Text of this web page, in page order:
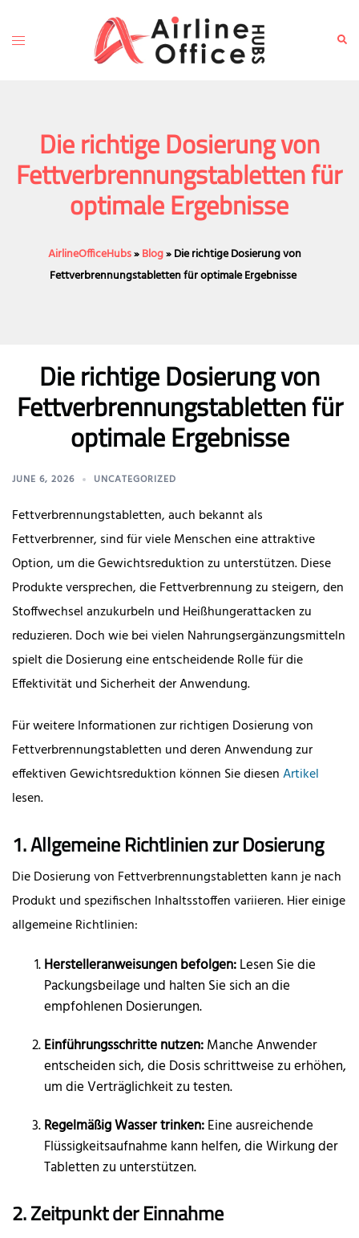
content
Toggle
Die richtige Dosierung von
Fettverbrennungstabletten für
optimale Ergebnisse
AirlineOfficeHubs»Blog»Die richtige Dosierung von
Fettverbrennungstabletten für optimale Ergebnisse
Die richtige Dosierung von
Fettverbrennungstabletten für
optimale Ergebnisse
JUNE 6, 2026 UNCATEGORIZED
Fettverbrennungstabletten, auch bekannt als
Fettverbrenner, sind für viele Menschen eine attraktive
Option, um die Gewichtsreduktion zu unterstützen. Diese
Produkte versprechen, die Fettverbrennung zu steigern, den
Stoffwechsel anzukurbeln und Heißhungerattacken zu
reduzieren. Doch wie bei vielen Nahrungsergänzungsmitteln
spielt die Dosierung eine entscheidende Rolle für die
Effektivität und Sicherheit der Anwendung.
Für weitere Informationen zur richtigen Dosierung von
Fettverbrennungstabletten und deren Anwendung zur
effektiven Gewichtsreduktion können Sie diesenArtikel
lesen.
1. Allgemeine Richtlinien zur Dosierung
Die Dosierung von Fettverbrennungstabletten kann je nach
Produkt und spezifischen Inhaltsstoffen variieren. Hier einige
allgemeine Richtlinien:
Herstelleranweisungen befolgen:Lesen Sie die
Packungsbeilage und halten Sie sich an die
empfohlenen Dosierungen.
Einführungsschritte nutzen:Manche Anwender
entscheiden sich, die Dosis schrittweise zu erhöhen,
um die Verträglichkeit zu testen.
Regelmäßig Wasser trinken:Eine ausreichende
Flüssigkeitsaufnahme kann helfen, die Wirkung der
Tabletten zu unterstützen.
2. Zeitpunkt der Einnahme